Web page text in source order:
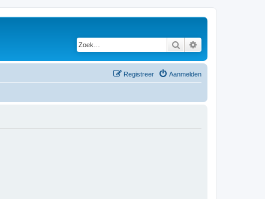
Zoek
Aanmelden
Registreer